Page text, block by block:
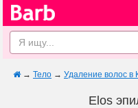
→ Тело → Удаление волос в
Elos